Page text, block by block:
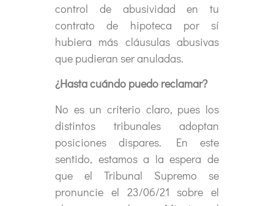
control de abusividad en tu
contrato de hipoteca por sí
hubiera más cláusulas abusivas
que pudieran ser anuladas.
¿Hasta cuándo puedo reclamar?
No es un criterio claro, pues los
distintos tribunales adoptan
posiciones dispares. En este
sentido, estamos a la espera de
que el Tribunal Supremo se
pronuncie el 23/06/21 sobre el